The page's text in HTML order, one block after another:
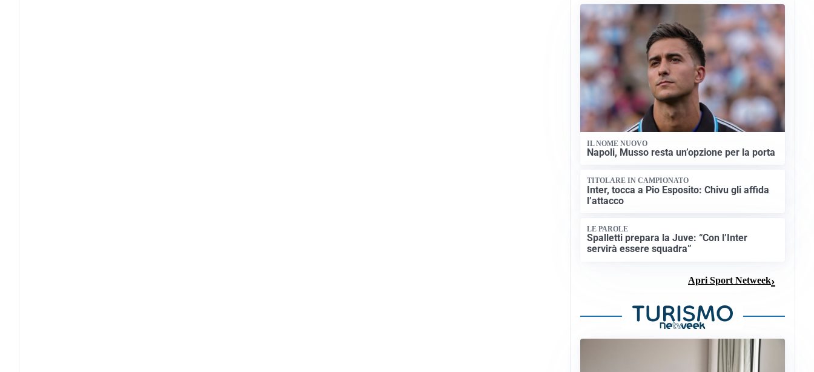
IL NOME NUOVO
Napoli, Musso resta un’opzione per la porta
TITOLARE IN CAMPIONATO
Inter, tocca a Pio Esposito: Chivu gli affida
l’attacco
LE PAROLE
Spalletti prepara la Juve: “Con l’Inter
servirà essere squadra”
Apri Sport Netweek